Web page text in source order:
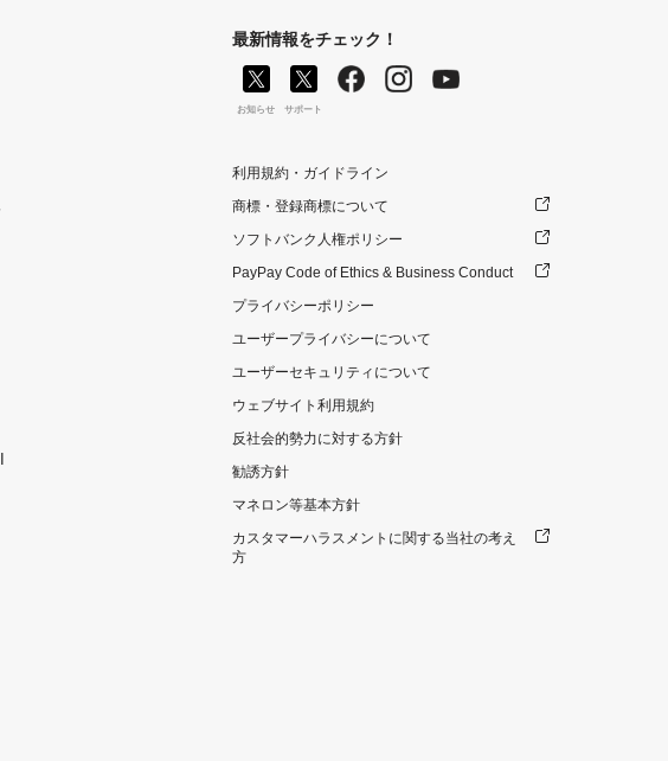
最新情報をチェック！
お知らせ サポート
利用規約・ガイドライン
商標・登録商標について
ソフトバンク人権ポリシー
PayPay Code of Ethics & Business Conduct
プライバシーポリシー
ユーザープライバシーについて
ユーザーセキュリティについて
ウェブサイト利用規約
反社会的勢力に対する方針
勧誘方針
マネロン等基本方針
カスタマーハラスメントに関する当社の考え
方